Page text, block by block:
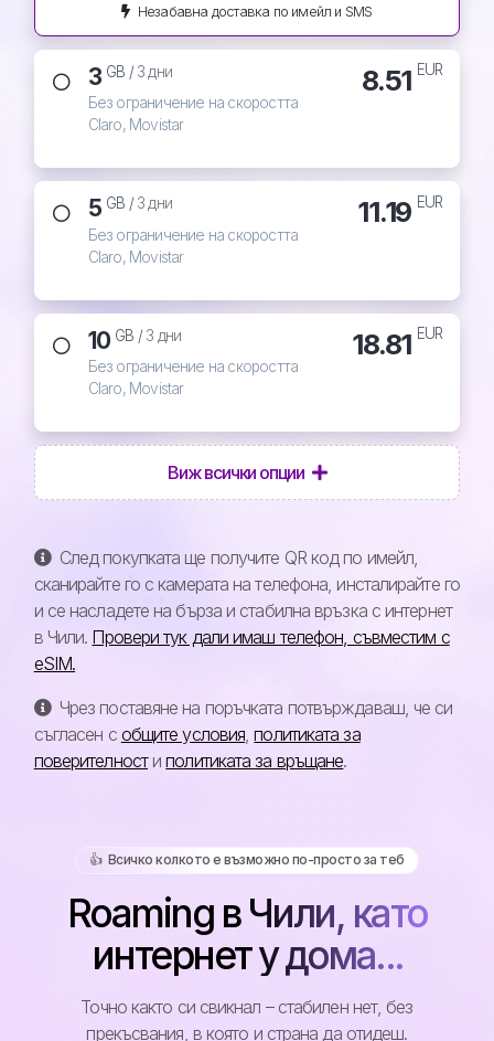
Незабавна доставка по имейл и SMS
3 GB /3 дни
Без ограничение на скоростта
Claro, Movistar
8.51 EUR
5 GB /3 дни
Без ограничение на скоростта
Claro, Movistar
11.19 EUR
10 GB /3 дни
Без ограничение на скоростта
Claro, Movistar
18.81 EUR
Виж всички опции
След покупката ще получите QR код по имейл,
сканирайте го с камерата на телефона, инсталирайте го
и се насладете на бърза и стабилна връзка с интернет
в Чили. Провери тук дали имаш телефон, съвместим с
eSIM.
Чрез поставяне на поръчката потвърждаваш, че си
съгласен с общите условия,политиката за
поверителностиполитиката за връщане.
👍️ Всичко колкото е възможно по-просто за теб
Roaming в Чили, като
интернет у дома...
Точно както си свикнал – стабилен нет, без
прекъсвания, в която и страна да отидеш.